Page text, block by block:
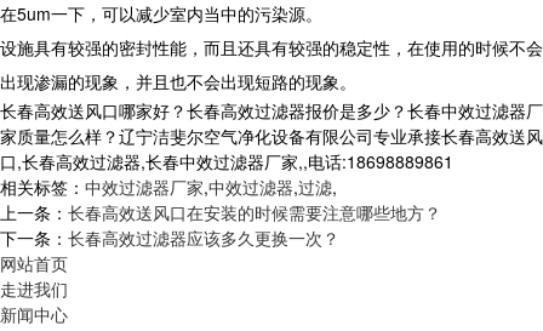
在5um一下，可以减少室内当中的污染源。
设施具有较强的密封性能，而且还具有较强的稳定性，在使用的时候不会
出现渗漏的现象，并且也不会出现短路的现象。
长春高效送风口哪家好？长春高效过滤器报价是多少？长春中效过滤器厂
家质量怎么样？辽宁洁斐尔空气净化设备有限公司专业承接长春高效送风
口,长春高效过滤器,长春中效过滤器厂家,,电话:18698889861
相关标签： 中效过滤器厂家,中效过滤器,过滤,
上一条： 长春高效送风口在安装的时候需要注意哪些地方？
下一条： 长春高效过滤器应该多久更换一次？
网站首页
走进我们
新闻中心